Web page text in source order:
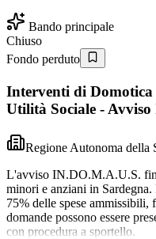
Bando principale
Chiuso
Fondo perduto
Interventi di
Utilità Sociale -
Regione Autonoma della
L'avviso IN.DO.M.A.U.S.
minori e anziani in
75% delle spese
domande possono essere
con procedura a sportello.